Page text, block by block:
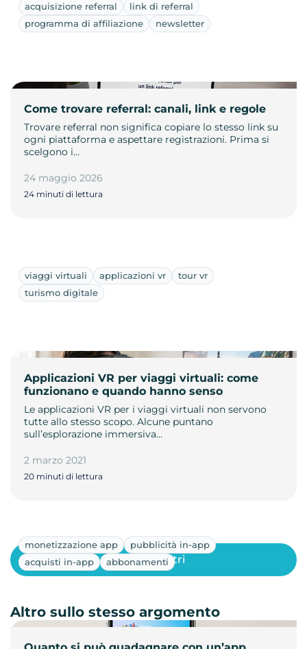
acquisizione referral
link di referral
programma di affiliazione
newsletter
Come trovare referral: canali, link e regole
Trovare referral non significa copiare lo stesso link su
ogni piattaforma e aspettare registrazioni. Prima si
scelgono i…
24 maggio 2026
24 minuti di lettura
viaggi virtuali applicazioni vr
tour vr
turismo digitale
Applicazioni VR per viaggi virtuali: come
funzionano e quando hanno senso
Le applicazioni VR per i viaggi virtuali non servono
tutte allo stesso scopo. Alcune puntano
sull’esplorazione immersiva…
2 marzo 2021
20 minuti di lettura
monetizzazione app
pubblicità in-app
acquisti in-app
abbonamenti
Mostra altri
Altro sullo stesso argomento